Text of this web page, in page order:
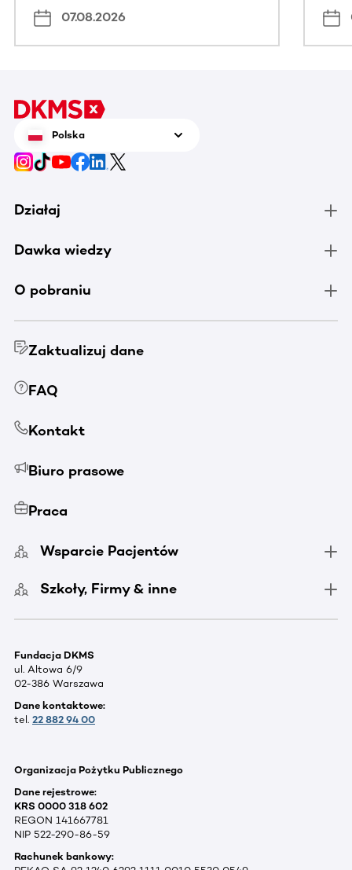
07.08.2026
Polska
Działaj
Dawka wiedzy
O pobraniu
Zaktualizuj dane
FAQ
Kontakt
Biuro prasowe
Praca
Wsparcie Pacjentów
Szkoły, Firmy & inne
Fundacja DKMS
ul. Altowa 6/9
02-386 Warszawa
Dane kontaktowe:
tel. 22 882 94 00
Organizacja Pożytku Publicznego
Dane rejestrowe:
KRS 0000 318 602
REGON 141667781
NIP 522-290-86-59
Rachunek bankowy: